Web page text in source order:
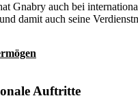
Gnabry auch bei
damit auch seine
Auftritte